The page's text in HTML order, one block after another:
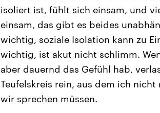
isoliert ist, fühlt sich einsam, und
einsam, das gibt es beides
wichtig, soziale Isolation kann zu
wichtig, ist akut nicht schlimm.
aber dauernd das Gefühl hab,
Teufelskreis rein, aus dem ich
wir sprechen müssen.